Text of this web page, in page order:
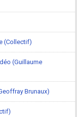
(Collectif)
(Guillaume
Brunaux)